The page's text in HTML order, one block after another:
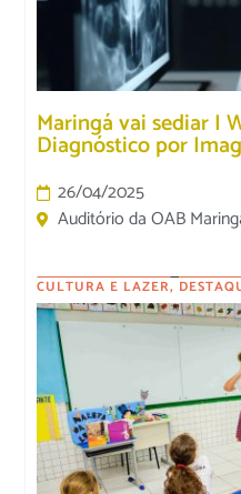
Maringá vai sediar I
Diagnóstico por
26/04/2025
Auditório da OAB
CULTURA E LAZER,